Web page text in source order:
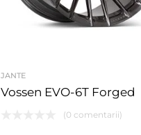
JANTE
Vossen EVO-6T Forged
(0 comentarii)